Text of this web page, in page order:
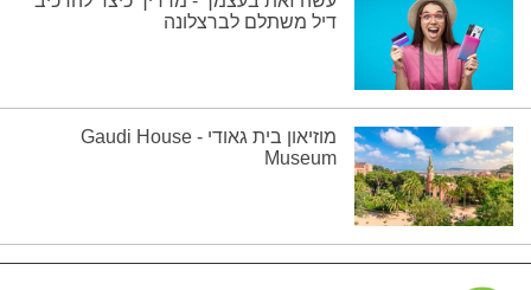
דיל משתלם לברצלונה
מוזיאון בית גאודי - Gaudi House
Museum